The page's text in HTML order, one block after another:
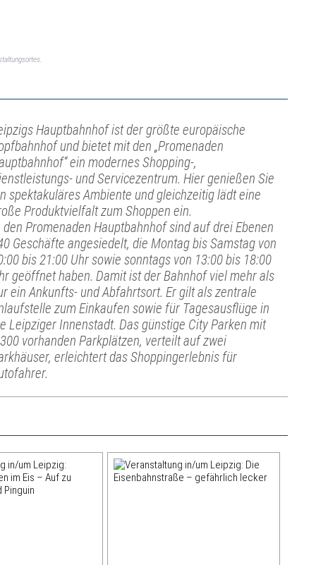
Hauptbahnhof ist der größte europäische
und bietet mit den „Promenaden
ein modernes Shopping-,
und Servicezentrum. Hier genießen Sie
spektakuläres Ambiente und gleichzeitig lädt eine
Produktvielfalt zum Shoppen ein.
den Promenaden Hauptbahnhof sind auf drei Ebenen
Geschäfte angesiedelt, die Montag bis Samstag von
bis 21:00 Uhr sowie sonntags von 13:00 bis 18:00
geöffnet haben. Damit ist der Bahnhof viel mehr als
ein Ankunfts- und Abfahrtsort. Er gilt als zentrale
zum Einkaufen sowie für Tagesausflüge in
Leipziger Innenstadt. Das günstige City Parken mit
vorhanden Parkplätzen, verteilt auf zwei
erleichtert das Shoppingerlebnis für